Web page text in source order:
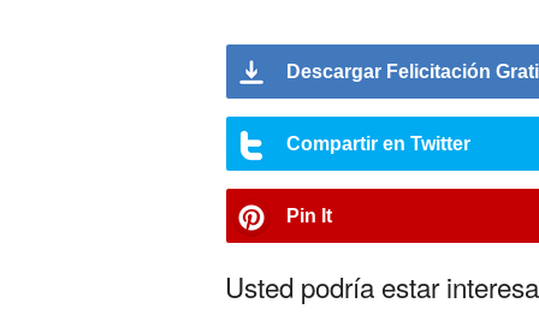
Descargar Felicitación
Compartir en Twitter
Pin It
Usted podría estar